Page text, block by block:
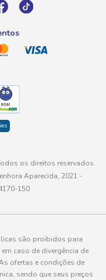
os direitos reservados.
Aparecida, 2021 -
150
são proibidos para
caso de divergência de
ofertas e condições de
sendo que seus preços